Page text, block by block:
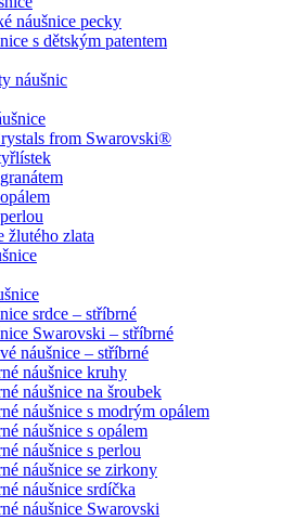
náušnice pecky
s dětským patentem
náušnic
from Swarovski®
žlutého zlata
srdce – stříbrné
Swarovski – stříbrné
náušnice – stříbrné
náušnice kruhy
náušnice na šroubek
náušnice s modrým opálem
náušnice s opálem
náušnice s perlou
náušnice se zirkony
náušnice srdíčka
náušnice Swarovski